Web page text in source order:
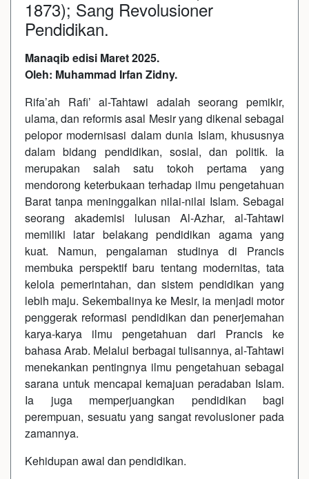
1873); Sang Revolusioner
Pendidikan.
Manaqib edisi Maret 2025.
Oleh: Muhammad Irfan Zidny.
Rifa’ah Rafi’ al-Tahtawi adalah seorang pemikir,
ulama, dan reformis asal Mesir yang dikenal sebagai
pelopor modernisasi dalam dunia Islam, khususnya
dalam bidang pendidikan, sosial, dan politik. Ia
merupakan salah satu tokoh pertama yang
mendorong keterbukaan terhadap ilmu pengetahuan
Barat tanpa meninggalkan nilai-nilai Islam. Sebagai
seorang akademisi lulusan Al-Azhar, al-Tahtawi
memiliki latar belakang pendidikan agama yang
kuat. Namun, pengalaman studinya di Prancis
membuka perspektif baru tentang modernitas, tata
kelola pemerintahan, dan sistem pendidikan yang
lebih maju. Sekembalinya ke Mesir, ia menjadi motor
penggerak reformasi pendidikan dan penerjemahan
karya-karya ilmu pengetahuan dari Prancis ke
bahasa Arab. Melalui berbagai tulisannya, al-Tahtawi
menekankan pentingnya ilmu pengetahuan sebagai
sarana untuk mencapai kemajuan peradaban Islam.
Ia juga memperjuangkan pendidikan bagi
perempuan, sesuatu yang sangat revolusioner pada
zamannya.
Kehidupan awal dan pendidikan.